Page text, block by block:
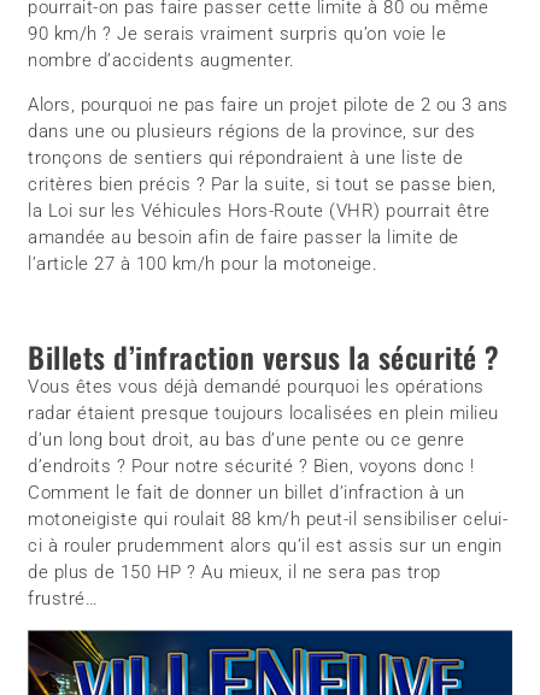
pourrait-on pas faire passer cette limite à 80 ou même
90 km/h ? Je serais vraiment surpris qu’on voie le
nombre d’accidents augmenter.
Alors, pourquoi ne pas faire un projet pilote de 2 ou 3 ans
dans une ou plusieurs régions de la province, sur des
tronçons de sentiers qui répondraient à une liste de
critères bien précis ? Par la suite, si tout se passe bien,
la Loi sur les Véhicules Hors-Route (VHR) pourrait être
amandée au besoin afin de faire passer la limite de
l’article 27 à 100 km/h pour la motoneige.
Billets d’infraction versus la sécurité ?
Vous êtes vous déjà demandé pourquoi les opérations
radar étaient presque toujours localisées en plein milieu
d’un long bout droit, au bas d’une pente ou ce genre
d’endroits ? Pour notre sécurité ? Bien, voyons donc !
Comment le fait de donner un billet d’infraction à un
motoneigiste qui roulait 88 km/h peut-il sensibiliser celui-
ci à rouler prudemment alors qu’il est assis sur un engin
de plus de 150 HP ? Au mieux, il ne sera pas trop
frustré…